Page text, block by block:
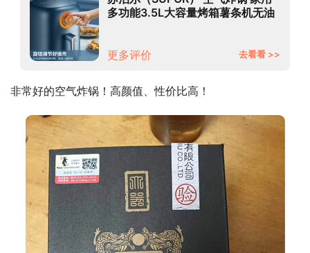
多功能3.5L大容量烤箱薯条机无油
更多评价
去看看 >>
非常好的空气炸锅！高颜值、性价比高！